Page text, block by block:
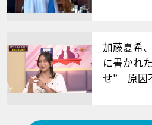
加藤夏希
に書かれ
せ” 原因